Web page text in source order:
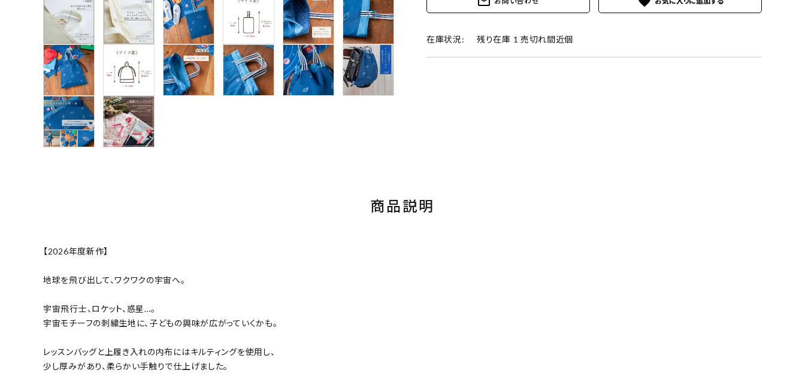
在庫状況: 残り在庫 1 売切れ間近個
商品説明
【2026年度新作】
地球を飛び出して、ワクワクの宇宙へ。
宇宙飛行士、ロケット、惑星…。
宇宙モチーフの刺繍生地に、子どもの興味が広がっていくかも。
レッスンバッグと上履き入れの内布にはキルティングを使用し、
少し厚みがあり、柔らかい手触りで仕上げました。